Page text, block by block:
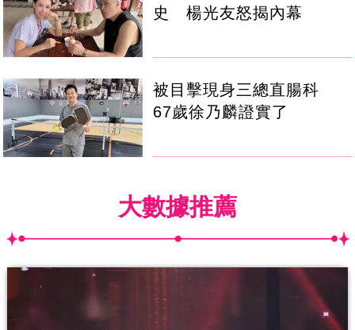
史 楊光友怒揭內幕
被目擊現身三總直腸科
67歲徐乃麟證實了
大數據推薦